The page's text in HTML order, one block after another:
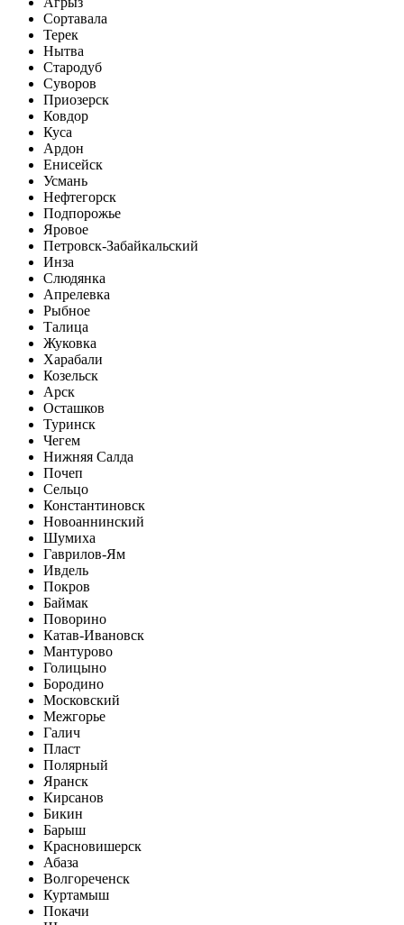
Сортавала
Терек
Нытва
Стародуб
Суворов
Приозерск
Ковдор
Куса
Ардон
Енисейск
Усмань
Нефтегорск
Подпорожье
Яровое
Петровск-Забайкальский
Инза
Слюдянка
Апрелевка
Рыбное
Талица
Жуковка
Харабали
Козельск
Арск
Осташков
Туринск
Чегем
Нижняя Салда
Почеп
Сельцо
Константиновск
Новоаннинский
Шумиха
Гаврилов-Ям
Ивдель
Покров
Баймак
Поворино
Катав-Ивановск
Мантурово
Голицыно
Бородино
Московский
Межгорье
Галич
Пласт
Полярный
Яранск
Кирсанов
Бикин
Барыш
Красновишерск
Абаза
Волгореченск
Куртамыш
Покачи